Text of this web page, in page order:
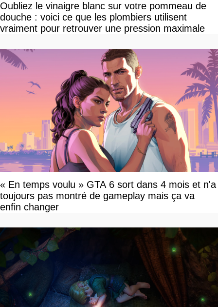
Oubliez le vinaigre blanc sur votre pommeau de
douche : voici ce que les plombiers utilisent
vraiment pour retrouver une pression maximale
« En temps voulu » GTA 6 sort dans 4 mois et n'a
toujours pas montré de gameplay mais ça va
enfin changer